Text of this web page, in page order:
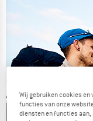
Wij gebruiken cookies
functies van onze
diensten en functies aan,